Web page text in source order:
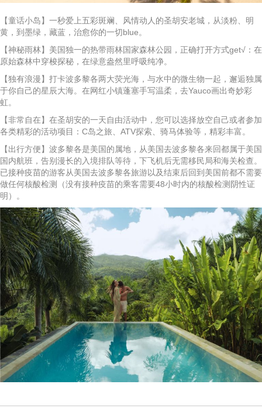
【童话小岛】一秒爱上五彩斑斓、风情动人的圣胡安老城，从淡粉、明
黄，到墨绿，藏蓝，治愈你的一切blue。
【神秘雨林】美国独一的热带雨林国家森林公园，正确打开方式get√：在
原始森林中穿梭探秘，在绿意盎然里呼吸纯净。
【独有浪漫】打卡波多黎各两大荧光海，与水中的微生物一起，邂逅独属
于你自己的星辰大海。在网红小镇蓬塞手写温柔，去Yauco画出奇妙彩
虹。
【非常自在】在圣胡安的一天自由活动中，您可以选择放空自己或者参加
各类精彩的活动项目：C岛之旅、ATV探索、骑马体验等，精彩丰富。
【出行方便】波多黎各是美国的属地，从美国去波多黎各来回都属于美国
国内航班，告别漫长的入境排队等待，下飞机后无需移民局和海关检查。
已接种疫苗的游客从美国去波多黎各旅游以及结束后回到美国前都不需要
做任何核酸检测（没有接种疫苗的乘客需要48小时内的核酸检测阴性证
明）。